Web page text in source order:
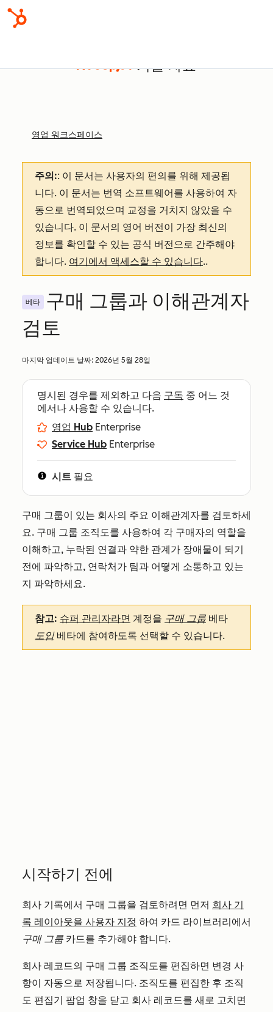
기술 자료
영업 워크스페이스
주의:: 이 문서는 사용자의 편의를 위해 제공됩
니다. 이 문서는 번역 소프트웨어를 사용하여 자
동으로 번역되었으며 교정을 거치지 않았을 수
있습니다. 이 문서의 영어 버전이 가장 최신의
정보를 확인할 수 있는 공식 버전으로 간주해야
합니다. 여기에서 액세스할 수 있습니다..
베타
구매 그룹과 이해관계자
검토
마지막 업데이트 날짜: 2026년 5월 28일
명시된 경우를 제외하고 다음 구독 중 어느 것
에서나 사용할 수 있습니다.
영업 Hub Enterprise
Service Hub Enterprise
시트 필요
구매 그룹이 있는 회사의 주요 이해관계자를 검토하세
요. 구매 그룹 조직도를 사용하여 각 구매자의 역할을
이해하고, 누락된 연결과 약한 관계가 장애물이 되기
전에 파악하고, 연락처가 팀과 어떻게 소통하고 있는
지 파악하세요.
참고: 슈퍼 관리자라면 계정을 구매 그룹 베타
도입베타에 참여하도록 선택할 수 있습니다.
시작하기 전에
회사 기록에서 구매 그룹을 검토하려면 먼저 회사 기
록 레이아웃을 사용자 지정 하여 카드 라이브러리에서
구매 그룹 카드를 추가해야 합니다.
회사 레코드의 구매 그룹 조직도를 편집하면 변경 사
항이 자동으로 저장됩니다. 조직도를 편집한 후 조직
도 편집기 팝업 창을 닫고 회사 레코드를 새로 고치면